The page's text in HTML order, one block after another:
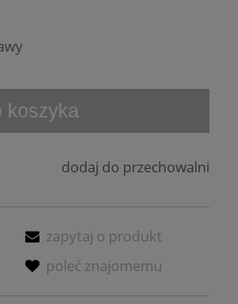
koszyka
dodaj do przechowalni
zapytaj o produkt
poleć znajomemu